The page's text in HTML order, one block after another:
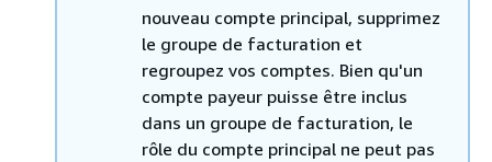
nouveau compte principal, supprimez
le groupe de facturation et
regroupez vos comptes. Bien qu'un
compte payeur puisse être inclus
dans un groupe de facturation, le
rôle du compte principal ne peut pas